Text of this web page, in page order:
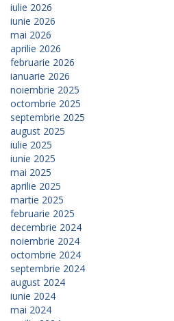
iulie 2026
iunie 2026
mai 2026
aprilie 2026
februarie 2026
ianuarie 2026
noiembrie 2025
octombrie 2025
septembrie 2025
august 2025
iulie 2025
iunie 2025
mai 2025
aprilie 2025
martie 2025
februarie 2025
decembrie 2024
noiembrie 2024
octombrie 2024
septembrie 2024
august 2024
iunie 2024
mai 2024